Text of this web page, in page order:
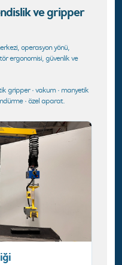
ve gripper
operasyon yönü,
ergonomisi, güvenlik ve
gripper · vakum · manyetik
· özel aparat.